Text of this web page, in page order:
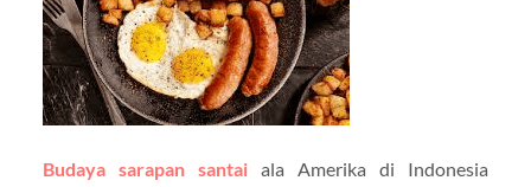
Budaya sarapan santaiala Amerika di Indonesia